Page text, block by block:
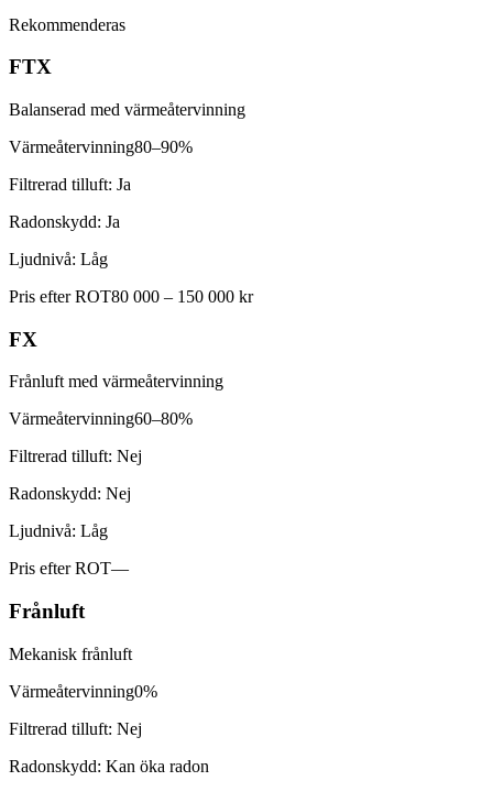
Rekommenderas
FTX
Balanserad med värmeåtervinning
Värmeåtervinning80–90%
Filtrerad tilluft: Ja
Radonskydd: Ja
Ljudnivå: Låg
Pris efter ROT80 000 – 150 000 kr
FX
Frånluft med värmeåtervinning
Värmeåtervinning60–80%
Filtrerad tilluft: Nej
Radonskydd: Nej
Ljudnivå: Låg
Pris efter ROT—
Frånluft
Mekanisk frånluft
Värmeåtervinning0%
Filtrerad tilluft: Nej
Radonskydd: Kan öka radon